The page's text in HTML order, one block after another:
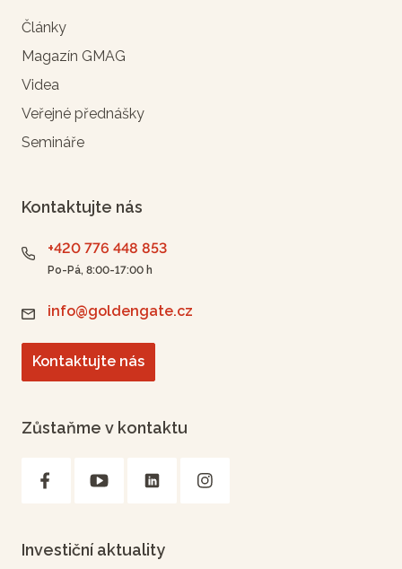
Články
Magazín GMAG
Videa
Veřejné přednášky
Semináře
Kontaktujte nás
+420 776 448 853
Po-Pá, 8:00-17:00 h
info@goldengate.cz
Kontaktujte nás
Zůstaňme v kontaktu
Investiční aktuality